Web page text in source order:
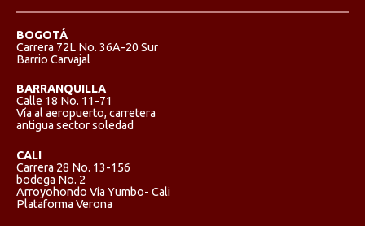
BOGOTÁ
Carrera 72L No. 36A-20 Sur
Barrio Carvajal
BARRANQUILLA
Calle 18 No. 11-71
Vía al aeropuerto, carretera
antigua sector soledad
CALI
Carrera 28 No. 13-156
bodega No. 2
Arroyohondo Vía Yumbo- Cali
Plataforma Verona